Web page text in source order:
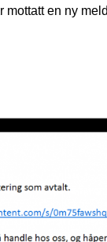
mottatt en ny